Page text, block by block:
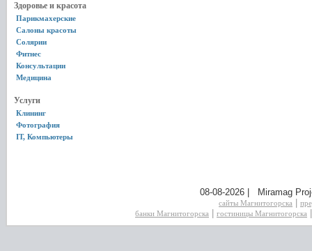
Здоровье и красота
Парикмахерские
Салоны красоты
Солярии
Фитнес
Консультации
Медицина
Услуги
Клининг
Фотография
IT, Компьютеры
08-08-2026 | Miramag
сайты Магнитогорска
банки Магнитогорска
гостиницы Магнитогорска